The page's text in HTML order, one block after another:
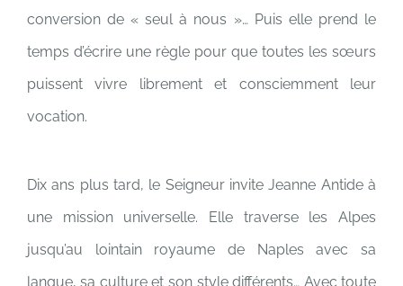
conversion de « seul à nous »… Puis elle prend le
temps d’écrire une règle pour que toutes les sœurs
puissent vivre librement et consciemment leur
vocation.
Dix ans plus tard, le Seigneur invite Jeanne Antide à
une mission universelle. Elle traverse les Alpes
jusqu’au lointain royaume de Naples avec sa
langue, sa culture et son style différents… Avec toute